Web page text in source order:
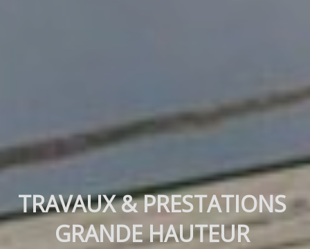
TRAVAUX & PRESTATIONS
GRANDE HAUTEUR